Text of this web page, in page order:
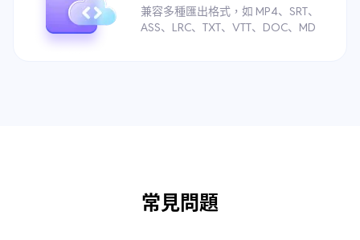
兼容多種匯出格式，如 MP4、SRT、
ASS、LRC、TXT、VTT、DOC、MD
常見問題